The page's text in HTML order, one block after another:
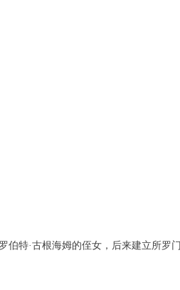
伯特·古根海姆的侄女，后来建立所罗门